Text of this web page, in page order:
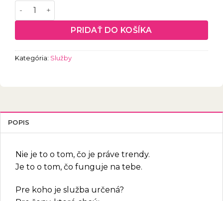
množstvo Vizuálny kód 1:1
PRIDAŤ DO KOŠÍKA
Kategória: Služby
POPIS
Nie je to o tom, čo je práve trendy.
Je to o tom, čo funguje na tebe.
Pre koho je služba určená?